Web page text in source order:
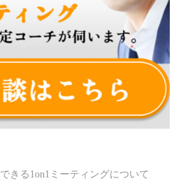
きる1on1ミーティングについて